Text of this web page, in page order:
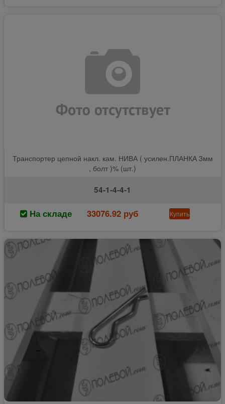
Транспортер цепной накл. кам. НИВА ( усилен.ПЛАНКА 3мм
, болт )% (шт.)
54-1-4-4-1
На складе 33076.92 руб Купить